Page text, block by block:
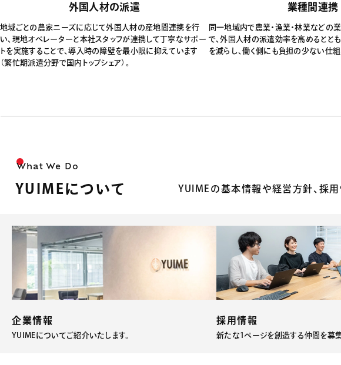
外国人材の派遣
地域ごとの農家ニーズに応じて外国人材の産地間連携を行
い、現地オペレーターと本社スタッフが連携して丁寧なサポー
トを実施することで、導入時の障壁を最小限に抑えています
（繁忙期派遣分野で国内トップシェア）。
業種間連携
同一地域内で農業・漁業・林業などの
で、外国人材の派遣効率を高めるとと
を減らし、働く側にも負担の少ない仕組
What We Do
YUIMEについて YUIMEの基本情報や経営方針、採用
企業情報
YUIMEについてご紹介いたします。
採用情報
新たな1ページを創造する仲間を募集